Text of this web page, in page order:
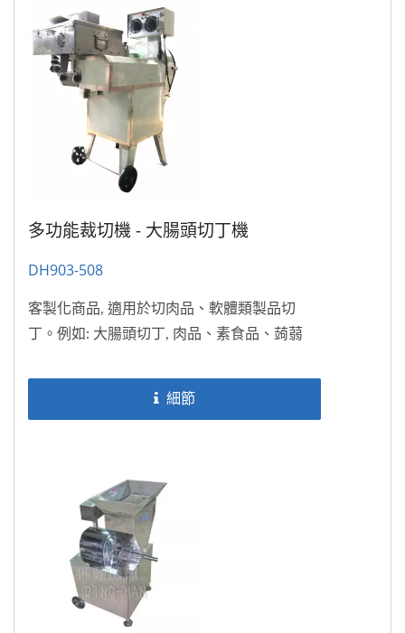
多功能裁切機 - 大腸頭切丁機
DH903-508
客製化商品, 適用於切肉品、軟體類製品切
丁。例如: 大腸頭切丁, 肉品、素食品、蒟蒻
細節